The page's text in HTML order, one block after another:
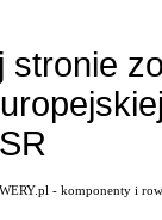
- komponenty i